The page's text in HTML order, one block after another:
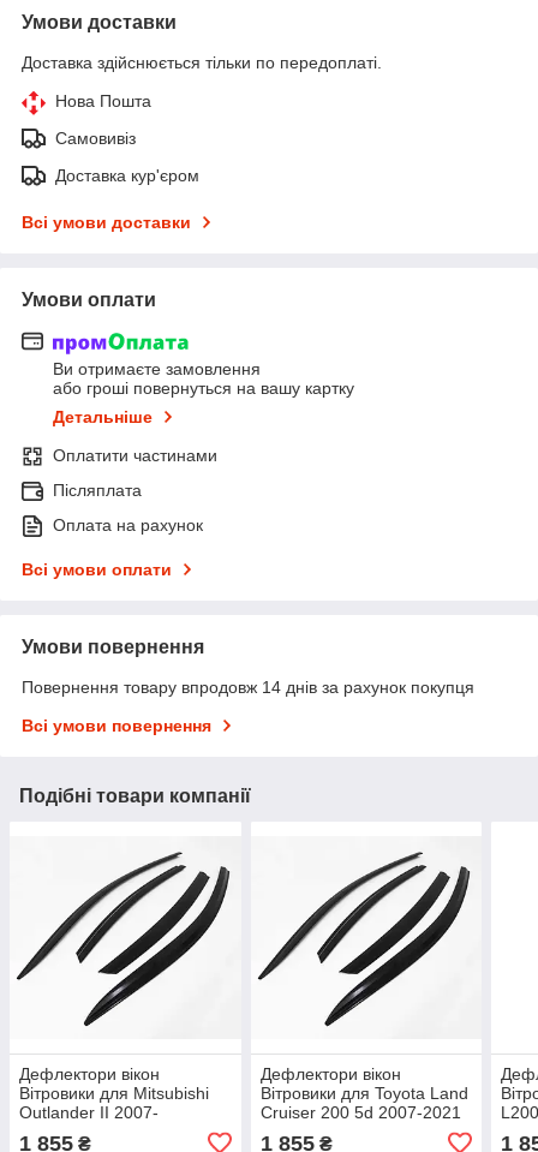
Умови доставки
Доставка здійснюється тільки по передоплаті.
Нова Пошта
Самовивіз
Доставка кур'єром
Всі умови доставки
Умови оплати
Ви отримаєте замовлення
або гроші повернуться на вашу картку
Детальніше
Оплатити частинами
Післяплата
Оплата на рахунок
Всі умови оплати
Умови повернення
Повернення товару впродовж 14 днів за рахунок покупця
Всі умови повернення
Подібні товари компанії
Дефлектори вікон
Вітровики для Mitsubishi
Outlander II 2007-
2012/Peugeot 4007 2007
1 855 ₴
Дефлектори вікон
Вітровики для Toyota Land
Cruiser 200 5d 2007-2021
1 855₴ 1